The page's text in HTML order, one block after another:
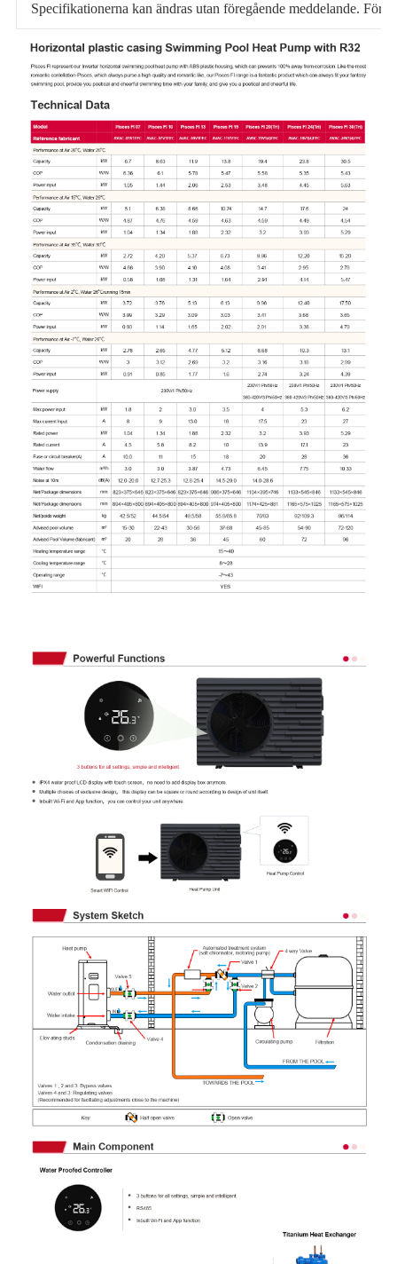
Specifikationerna kan ändras utan föregående meddelande. För